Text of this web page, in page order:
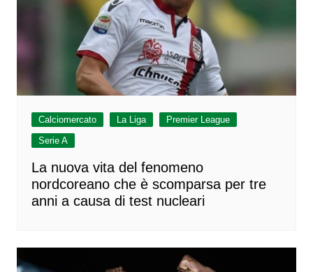
Calciomercato La Liga
Premier League
Serie A
La nuova vita del fenomeno
nordcoreano che è scomparsa per tre
anni a causa di test nucleari